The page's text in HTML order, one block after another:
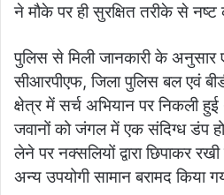
ने मौके पर ही सुरक्षित तरीके से नष्ट
पुलिस से मिली जानकारी के
सीआरपीएफ, जिला पुलिस बल एवं
क्षेत्र में सर्च अभियान पर निकली
जवानों को जंगल में एक संदिग्ध डंप
लेने पर नक्सलियों द्वारा छिपाकर
अन्य उपयोगी सामान बरामद किया